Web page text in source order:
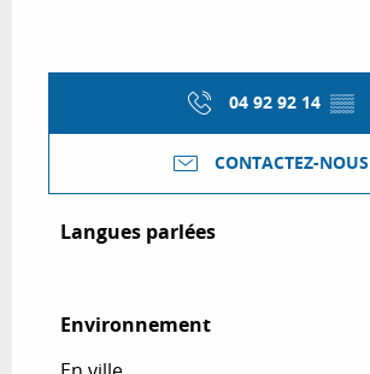
04 92 92 14 ▒▒
CONTACTEZ-NOUS
Langues parlées
Langues parlées
Environnement
Environnement